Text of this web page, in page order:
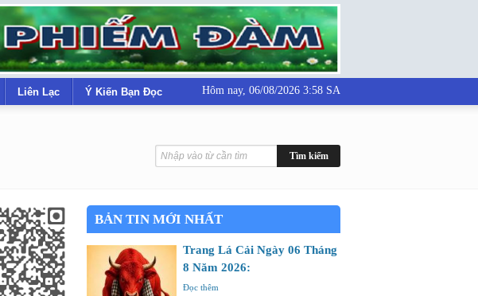
Liên Lạc Ý Kiến Bạn Đọc Hôm nay, 06/08/2026 3:58 SA
BẢN TIN MỚI NHẤT
Trang Lá Cải Ngày 06 Tháng
8 Năm 2026:
Đọc thêm